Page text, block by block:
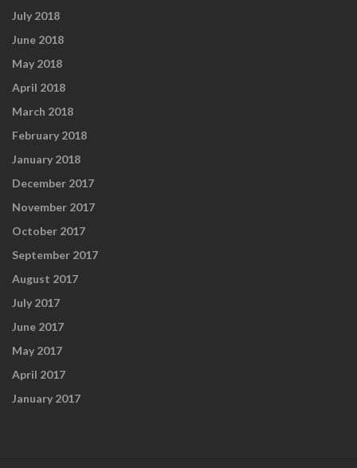
July 2018
June 2018
May 2018
April 2018
March 2018
February 2018
January 2018
December 2017
November 2017
October 2017
September 2017
August 2017
July 2017
June 2017
May 2017
April 2017
January 2017